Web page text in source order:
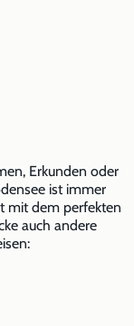
Erkunden oder
ist immer
mit dem perfekten
auch andere